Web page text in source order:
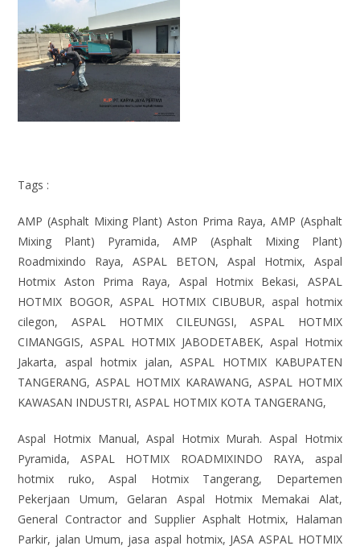
Tags :
AMP (Asphalt Mixing Plant) Aston Prima Raya, AMP (Asphalt
Mixing Plant) Pyramida, AMP (Asphalt Mixing Plant)
Roadmixindo Raya, ASPAL BETON, Aspal Hotmix, Aspal
Hotmix Aston Prima Raya, Aspal Hotmix Bekasi, ASPAL
HOTMIX BOGOR, ASPAL HOTMIX CIBUBUR, aspal hotmix
cilegon, ASPAL HOTMIX CILEUNGSI, ASPAL HOTMIX
CIMANGGIS, ASPAL HOTMIX JABODETABEK, Aspal Hotmix
Jakarta, aspal hotmix jalan, ASPAL HOTMIX KABUPATEN
TANGERANG, ASPAL HOTMIX KARAWANG, ASPAL HOTMIX
KAWASAN INDUSTRI, ASPAL HOTMIX KOTA TANGERANG,
Aspal Hotmix Manual, Aspal Hotmix Murah. Aspal Hotmix
Pyramida, ASPAL HOTMIX ROADMIXINDO RAYA, aspal
hotmix ruko, Aspal Hotmix Tangerang, Departemen
Pekerjaan Umum, Gelaran Aspal Hotmix Memakai Alat,
General Contractor and Supplier Asphalt Hotmix, Halaman
Parkir, jalan Umum, jasa aspal hotmix, JASA ASPAL HOTMIX